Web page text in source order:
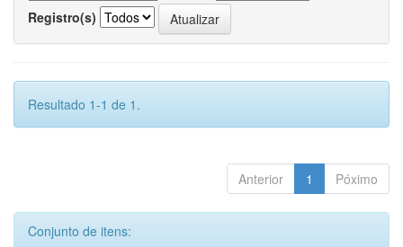
Registro(s)
Resultado 1-1 de 1.
Anterior 1 Póximo
Conjunto de itens: